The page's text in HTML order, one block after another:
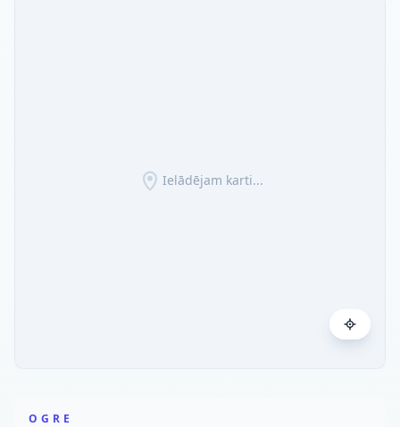
Ielādējam karti...
OGRE